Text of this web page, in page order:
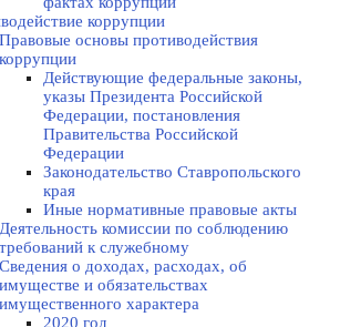
коррупции
Правовые основы противодействия
коррупции
Действующие федеральные законы,
указы Президента Российской
Федерации, постановления
Правительства Российской
Федерации
Законодательство Ставропольского
края
Иные нормативные правовые акты
Деятельность комиссии по соблюдению
требований к служебному
Сведения о доходах, расходах, об
имуществе и обязательствах
имущественного характера
2020 год